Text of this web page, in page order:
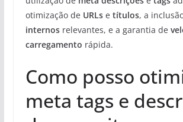
otimização de URLse títulos, a
internosrelevantes, e a garantia de
carregamento rápida.
Como posso
meta tags e